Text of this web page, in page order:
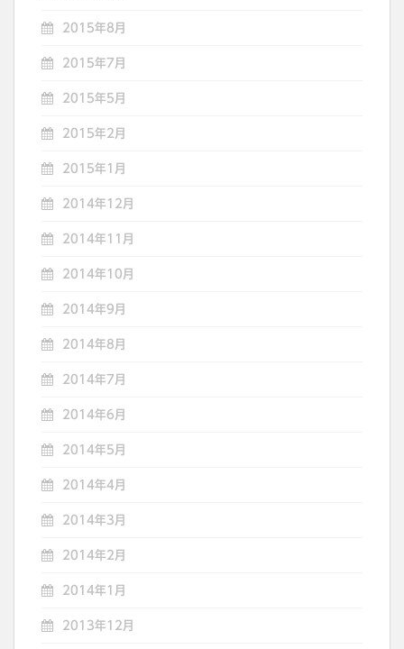
2015年8月
2015年7月
2015年5月
2015年2月
2015年1月
2014年12月
2014年11月
2014年10月
2014年9月
2014年8月
2014年7月
2014年6月
2014年5月
2014年4月
2014年3月
2014年2月
2014年1月
2013年12月